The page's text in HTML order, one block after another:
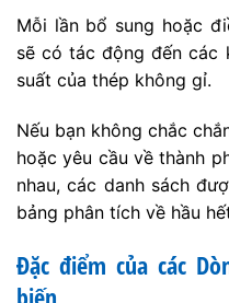
Mỗi lần bổ sung hoặc
sẽ có tác động đến các
suất của thép không gỉ.
Nếu bạn không chắc
hoặc yêu cầu về thành
nhau, các danh sách
bảng phân tích về hầu
Đặc điểm của các